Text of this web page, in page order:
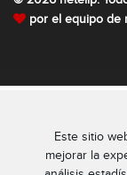
Este sitio
mejorar la
por el equipo de